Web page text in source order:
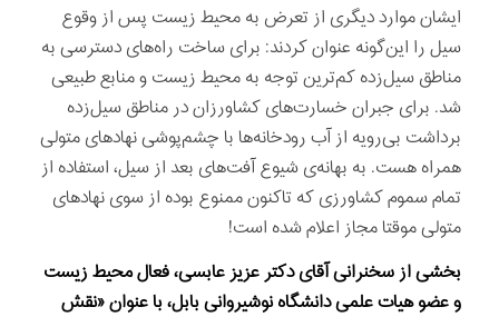
ایشان موارد دیگری از تعرض به محیط زیست پس از وقوع
سیل را این‌گونه عنوان کردند: برای ساخت راه‌های دسترسی به
مناطق سیل‌زده کم‌ترین توجه به محیط زیست و منابع طبیعی
شد. برای جبران خسارت‌های کشاورزان در مناطق سیل‌زده
برداشت بی‌رویه از آب رودخانه‌ها با چشم‌پوشی نهادهای متولی
همراه هست. به بهانه‌ی شیوع آفت‌های بعد از سیل، استفاده از
تمام سموم کشاورزی که تاکنون ممنوع بوده از سوی نهادهای
متولی موقتا مجاز اعلام شده است!
بخشی از سخنرانى آقای دکتر عزیز عابسی، فعال محیط زیست
و عضو هیات علمی دانشگاه نوشیروانی بابل، با عنوان «نقش